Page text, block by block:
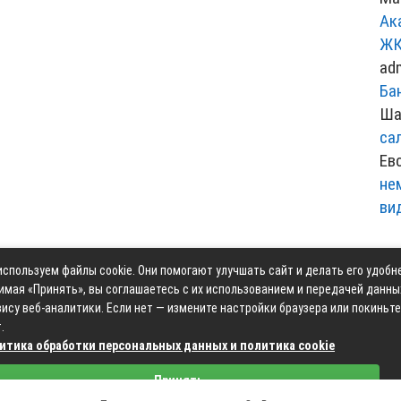
ЖК
Контакты Карта
с редакцией сайта:
файлы cookie. Они помогают улучшать сайт и делать его
«Принять», вы соглашаетесь с их использованием и передачей
веб-аналитики. Если нет — измените настройки браузера или покиньте
обработки персональных данных и политика cookie
Принять